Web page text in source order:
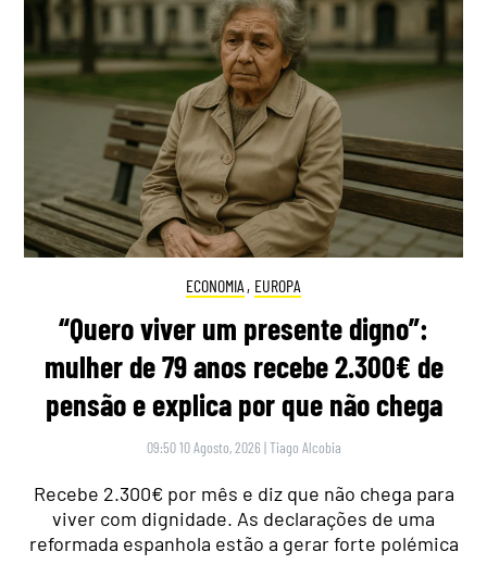
ECONOMIA , EUROPA
“Quero viver um presente digno”:
mulher de 79 anos recebe 2.300€ de
pensão e explica por que não chega
09:50 10 Agosto, 2026 |Tiago Alcobia
Recebe 2.300€ por mês e diz que não chega para
viver com dignidade. As declarações de uma
reformada espanhola estão a gerar forte polémica